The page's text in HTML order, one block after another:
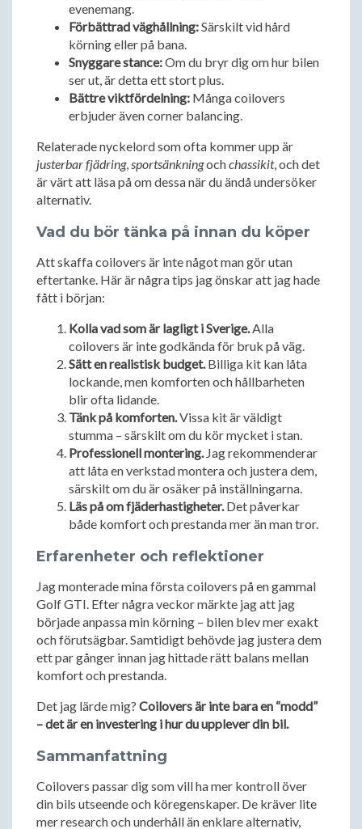
evenemang.
Förbättrad väghållning:Särskilt vid hård
körning eller på bana.
Snyggare stance:Om du bryr dig om hur bilen
ser ut, är detta ett stort plus.
Bättre viktfördelning: Många coilovers
erbjuder även corner balancing.
Relaterade nyckelord som ofta kommer upp är
justerbar fjädring,sportsänkningochchassikit, och det
är värt att läsa på om dessa när du ändå undersöker
alternativ.
Vad du bör tänka på innan du köper
Att skaffa coilovers är inte något man gör utan
eftertanke. Här är några tips jag önskar att jag hade
fått i början:
Kolla vad som är lagligt i Sverige.Alla
coilovers är inte godkända för bruk på väg.
Sätt en realistisk budget.Billiga kit kan låta
lockande, men komforten och hållbarheten
blir ofta lidande.
Tänk på komforten.Vissa kit är väldigt
stumma – särskilt om du kör mycket i stan.
Professionell montering.Jag rekommenderar
att låta en verkstad montera och justera dem,
särskilt om du är osäker på inställningarna.
Läs på om fjäderhastigheter.Det påverkar
både komfort och prestanda mer än man tror.
Erfarenheter och reflektioner
Jag monterade mina första coilovers på en gammal
Golf GTI. Efter några veckor märkte jag att jag
började anpassa min körning – bilen blev mer exakt
och förutsägbar. Samtidigt behövde jag justera dem
ett par gånger innan jag hittade rätt balans mellan
komfort och prestanda.
Det jag lärde mig? Coilovers är inte bara en “modd”
– det är en investering i hur du upplever din bil.
Sammanfattning
Coilovers passar dig som vill ha mer kontroll över
din bils utseende och köregenskaper. De kräver lite
mer research och underhåll än enklare alternativ,